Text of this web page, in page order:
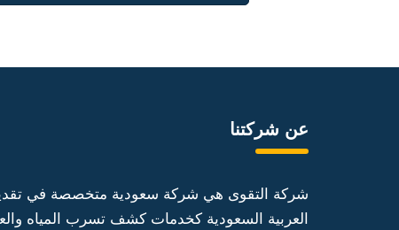
عن شركتنا
شركة التقوى هي شركة سعودية متخصصة في تقديم
العربية السعودية كخدمات كشف تسرب المياه